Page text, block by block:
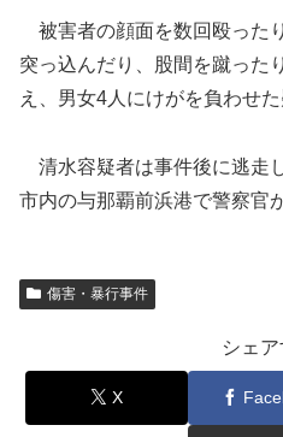
被害者の顔面を数回殴った
突っ込んだり、股間を蹴った
え、男女4人にけがを負わせた
清水容疑者は事件後に逃走
市内の与那覇前浜港で警察官
傷害・暴行事件
シェア
X